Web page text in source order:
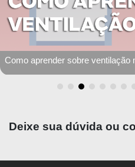
Simulados Medgrupo:
Deixe sua dúvida ou